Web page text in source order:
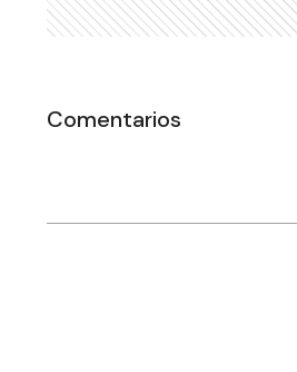
Comentarios